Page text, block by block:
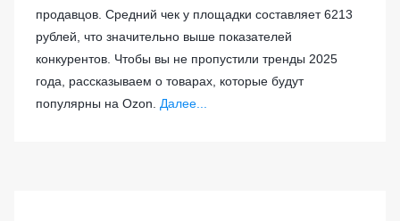
продавцов. Средний чек у площадки составляет 6213
рублей, что значительно выше показателей
конкурентов. Чтобы вы не пропустили тренды 2025
года, рассказываем о товарах, которые будут
популярны на Ozon. Далее...